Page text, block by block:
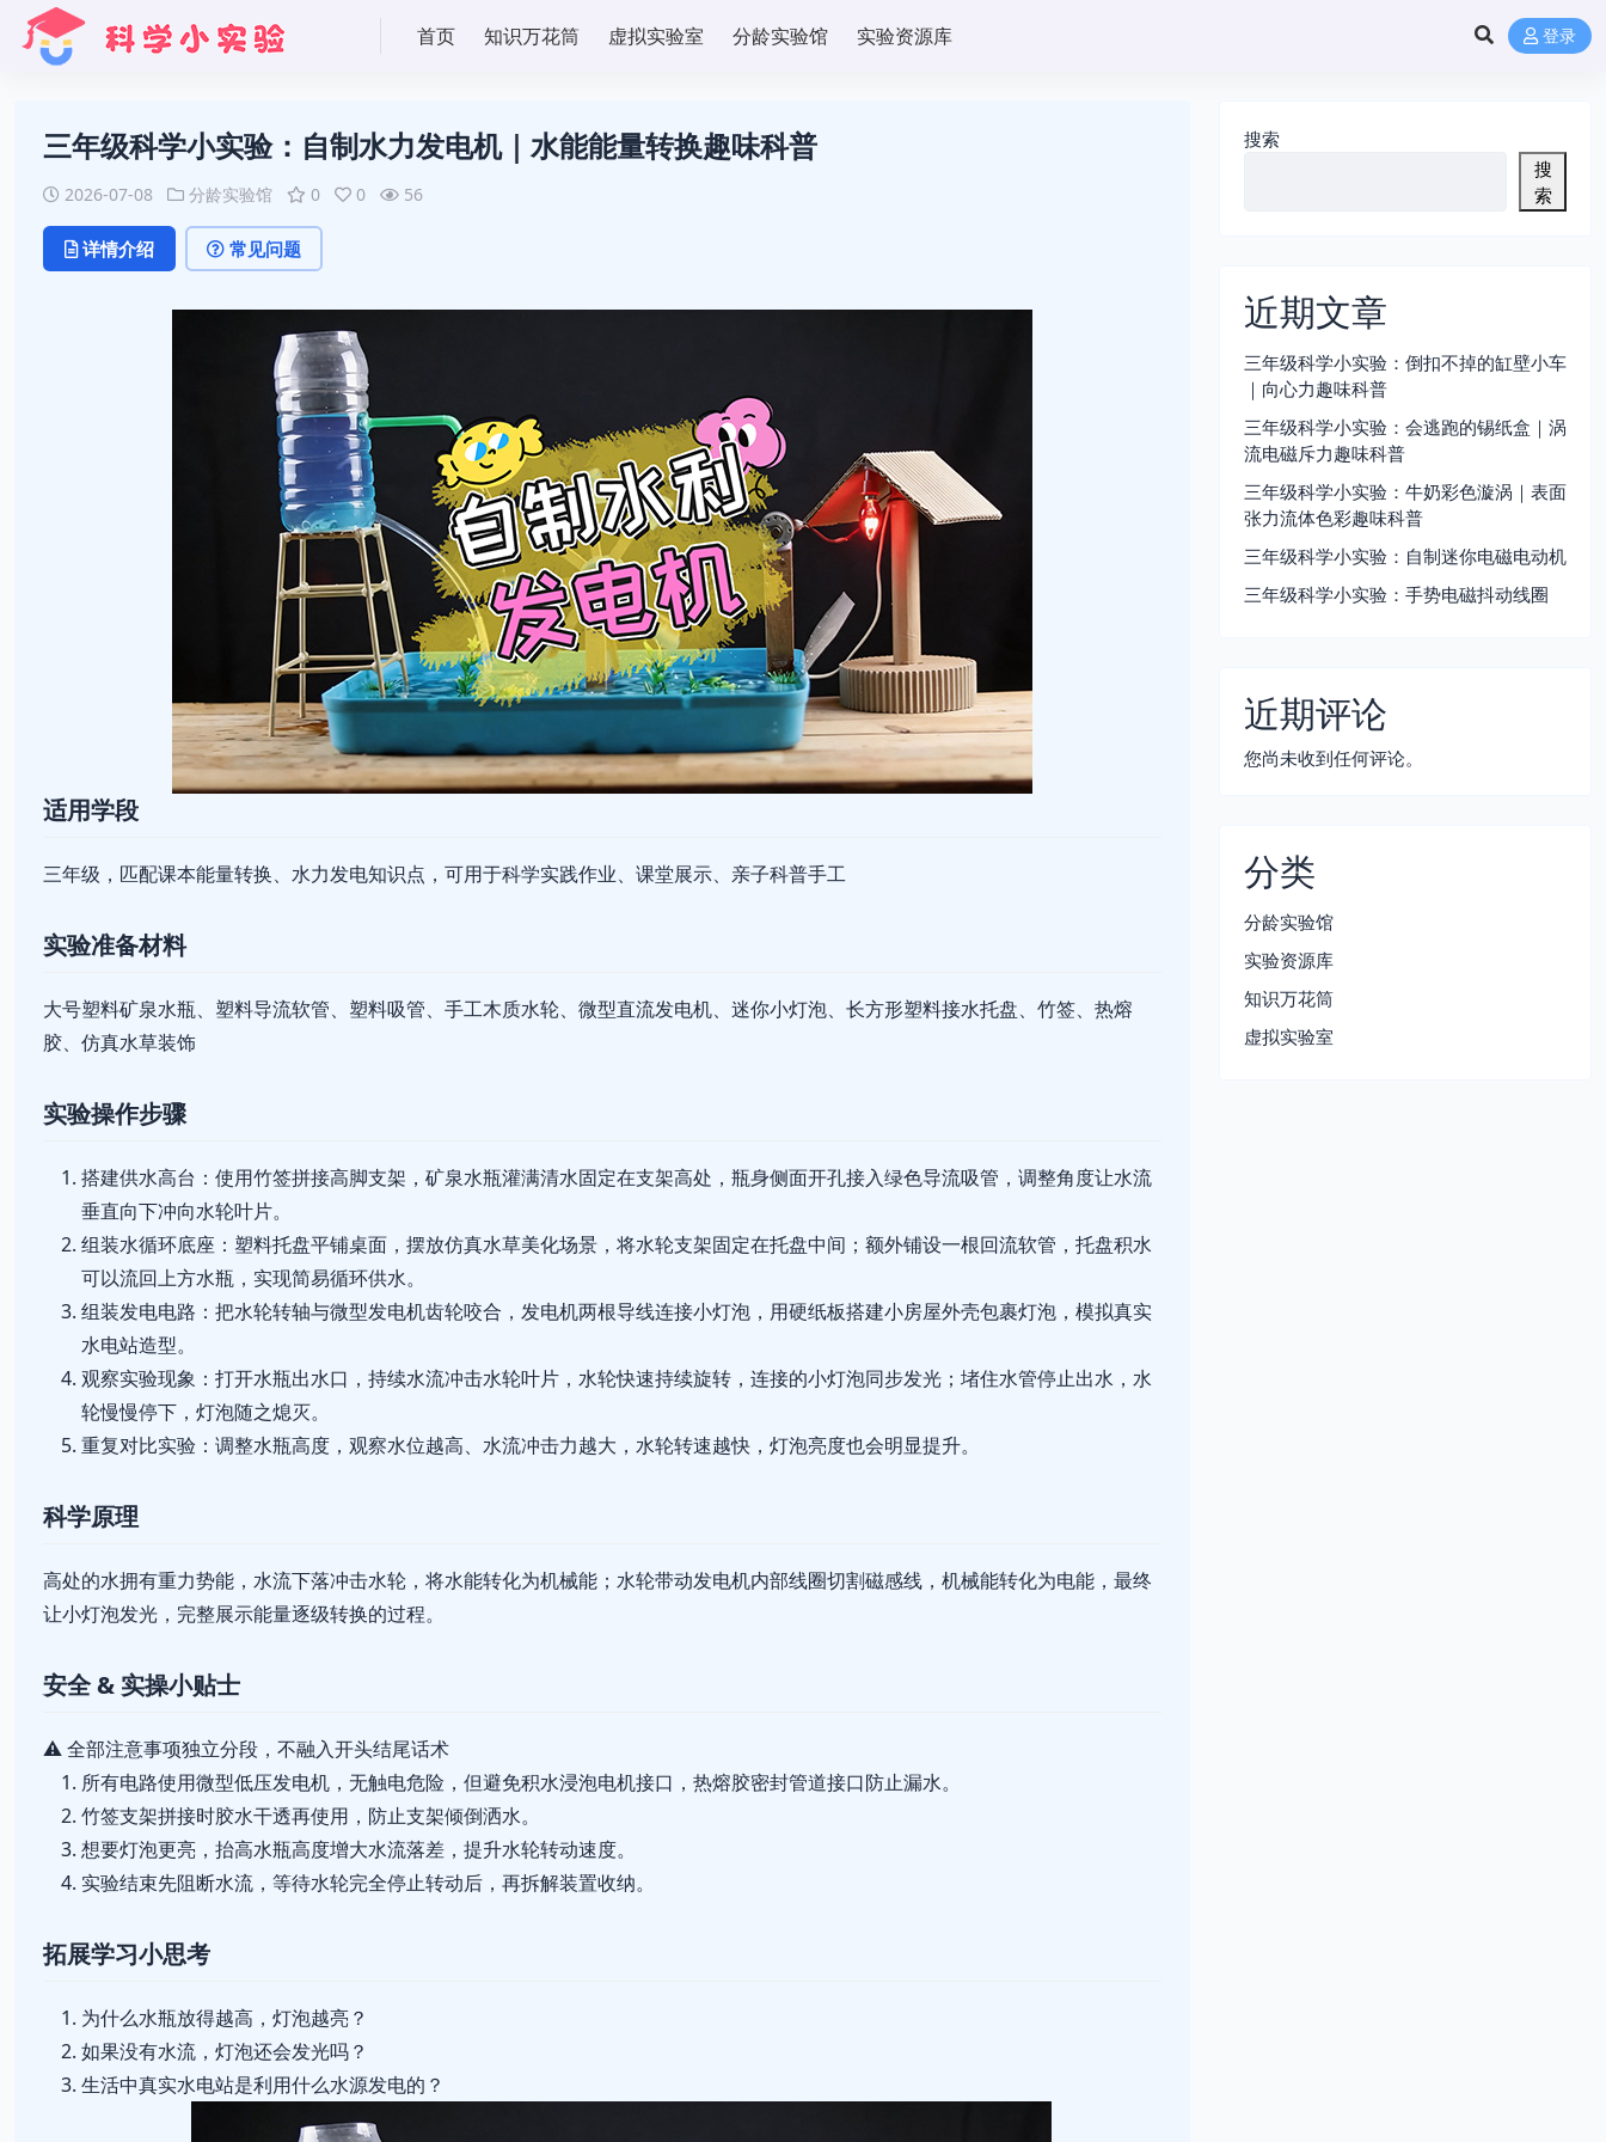
首页 知识万花筒 虚拟实验室 分龄实验馆 实验资源库 登录
三年级科学小实验：自制水力发电机｜水能能量转换趣味科普
2026-07-08 分龄实验馆 0 0 56
详情介绍 常见问题
适用学段
三年级，匹配课本能量转换、水力发电知识点，可用于科学实践作业、课堂展示、亲子科普手工
实验准备材料
大号塑料矿泉水瓶、塑料导流软管、塑料吸管、手工木质水轮、微型直流发电机、迷你小灯泡、长方形塑料接水托盘、竹签、热熔
胶、仿真水草装饰
实验操作步骤
搭建供水高台：使用竹签拼接高脚支架，矿泉水瓶灌满清水固定在支架高处，瓶身侧面开孔接入绿色导流吸管，调整角度让水流
垂直向下冲向水轮叶片。
组装水循环底座：塑料托盘平铺桌面，摆放仿真水草美化场景，将水轮支架固定在托盘中间；额外铺设一根回流软管，托盘积水
可以流回上方水瓶，实现简易循环供水。
组装发电电路：把水轮转轴与微型发电机齿轮咬合，发电机两根导线连接小灯泡，用硬纸板搭建小房屋外壳包裹灯泡，模拟真实
水电站造型。
观察实验现象：打开水瓶出水口，持续水流冲击水轮叶片，水轮快速持续旋转，连接的小灯泡同步发光；堵住水管停止出水，水
轮慢慢停下，灯泡随之熄灭。
重复对比实验：调整水瓶高度，观察水位越高、水流冲击力越大，水轮转速越快，灯泡亮度也会明显提升。
科学原理
高处的水拥有重力势能，水流下落冲击水轮，将水能转化为机械能；水轮带动发电机内部线圈切割磁感线，机械能转化为电能，最终
让小灯泡发光，完整展示能量逐级转换的过程。
安全 & 实操小贴士
⚠️ 全部注意事项独立分段，不融入开头结尾话术
所有电路使用微型低压发电机，无触电危险，但避免积水浸泡电机接口，热熔胶密封管道接口防止漏水。
竹签支架拼接时胶水干透再使用，防止支架倾倒洒水。
想要灯泡更亮，抬高水瓶高度增大水流落差，提升水轮转动速度。
实验结束先阻断水流，等待水轮完全停止转动后，再拆解装置收纳。
拓展学习小思考
为什么水瓶放得越高，灯泡越亮？
如果没有水流，灯泡还会发光吗？
生活中真实水电站是利用什么水源发电的？
搜索
搜
索
近期文章
三年级科学小实验：倒扣不掉的缸壁小车
｜向心力趣味科普
三年级科学小实验：会逃跑的锡纸盒｜涡
流电磁斥力趣味科普
三年级科学小实验：牛奶彩色漩涡｜表面
张力流体色彩趣味科普
三年级科学小实验：自制迷你电磁电动机
三年级科学小实验：手势电磁抖动线圈
近期评论
您尚未收到任何评论。
分类
分龄实验馆
实验资源库
知识万花筒
虚拟实验室